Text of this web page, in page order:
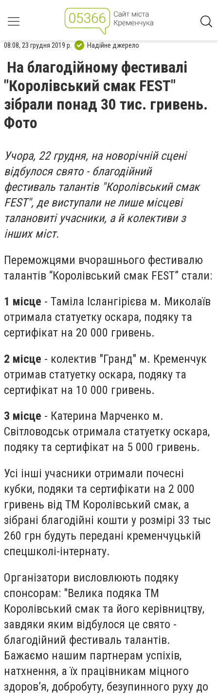
08:08, 23 грудня 2019 р. Надійне джерело
На благодійному фестивалі
"Королівський смак FEST"
зібрали понад 30 тис. гривень.
Фото
Учора, 22 грудня, на новорічній сцені
відбулося свято - благодійний
фестиваль талантів "Королівський смак
FEST", де виступали не лише місцеві
талановиті учасники, а й колективи з
інших міст.
Переможцями вчорашнього фестивалю
талантів “Королівський смак FEST” стали:
1 місце - Таміла Іслангірієва м. Миколаїв
отримала статуетку оскара, подяку та
сертифікат на 20 000 гривень.
2 місце - колектив "Гранд" м. Кременчук
отримав статуетку оскара, подяку та
сертифікат на 10 000 гривень.
3 місце - Катерина Марченко м.
Світловодськ отримала статуетку оскара,
подяку та сертифікат на 5 000 гривень.
Усі інші учасники отримали почесні
кубки, подяки та сертифікати на 2 000
гривень від ТМ Королівський смак, а
зібрані благодійні кошти у розмірі 33 тыс
260 грн будуть передані кременчуцькій
спецшколі-інтернату.
Організатори висловлюють подяку
спонсорам: "Велика подяка ТМ
Королівський смак та його керівництву,
завдяки яким відбулося це свято -
благодійний фестиваль талантів.
Бажаємо нашим партнерам успіхів,
натхнення, а їх працівникам міцного
здоров’я, добробуту, безупинного руху до